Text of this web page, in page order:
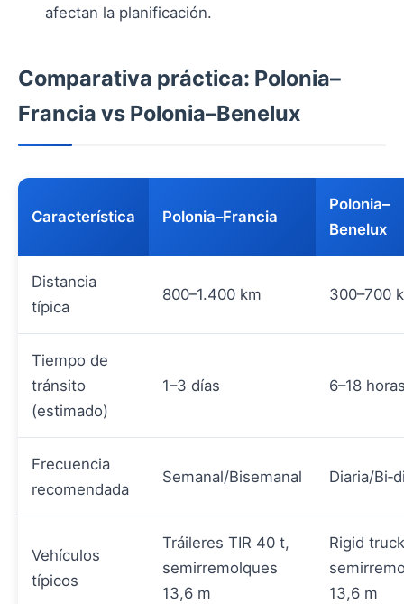
afectan la planificación.
Comparativa práctica: Polonia–
Francia vs Polonia–Benelux
Característica Polonia–Francia
Polonia–
Benelux
Distancia
típica
800–1.400 km 300–700
Tiempo de
tránsito
(estimado)
1–3 días 6–18
Frecuencia
recomendada
Semanal/Bisemanal Diaria/
Vehículos
típicos
Tráileres TIR 40 t,
semirremolques
13,6 m
Rigid
13,6 m